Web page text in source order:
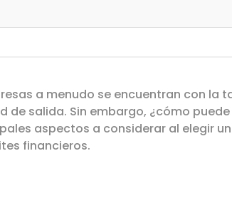
a menudo se encuentran con
salida. Sin embargo, ¿cómo
aspectos a considerar al elegir
financieros.